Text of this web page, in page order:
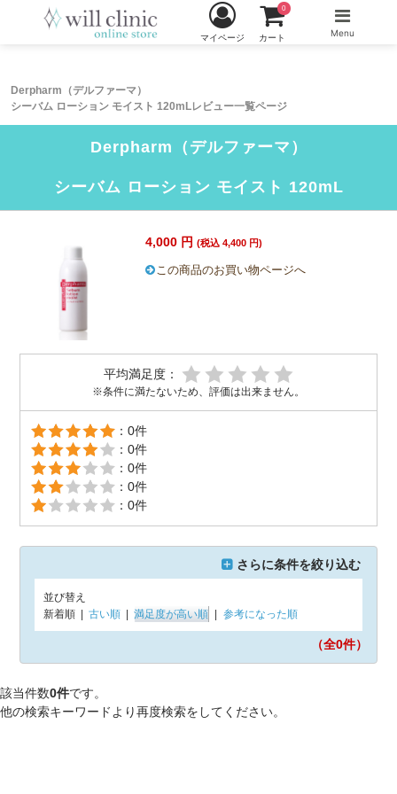
Derpharm（デルファーマ）
シーバム ローション モイスト 120mLレビュー一覧ページ
マイページ カート
0
Menu
Derpharm（デルファーマ）
シーバム ローション モイスト 120mL
4,000 円 (税込 4,400 円)
この商品のお買い物ページへ
平均満足度：
※条件に満たないため、評価は出来ません。
：0件
：0件
：0件
：0件
：0件
さらに条件を絞り込む
並び替え
新着順
古い順 満足度が高い順 参考になった順
（全0件）
該当件数0件です。
他の検索キーワードより再度検索をしてください。